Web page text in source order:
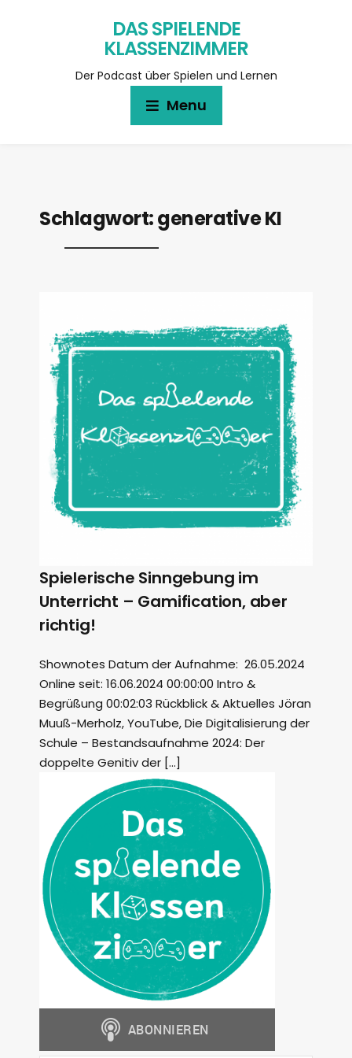
DAS SPIELENDE
KLASSENZIMMER
Der Podcast über Spielen und Lernen
Menu
Schlagwort:generative KI
Spielerische Sinngebung im
Unterricht – Gamification, aber
richtig!
Shownotes Datum der Aufnahme: 26.05.2024
Online seit: 16.06.2024 00:00:00 Intro &
Begrüßung 00:02:03 Rückblick & Aktuelles Jöran
Muuß-Merholz, YouTube, Die Digitalisierung der
Schule – Bestandsaufnahme 2024: Der
doppelte Genitiv der […]